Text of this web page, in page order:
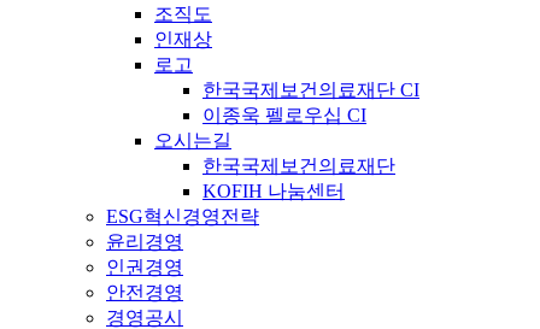
조직도
인재상
로고
한국국제보건의료재단 CI
이종욱 펠로우십 CI
오시는길
한국국제보건의료재단
KOFIH 나눔센터
ESG혁신경영전략
윤리경영
인권경영
안전경영
경영공시